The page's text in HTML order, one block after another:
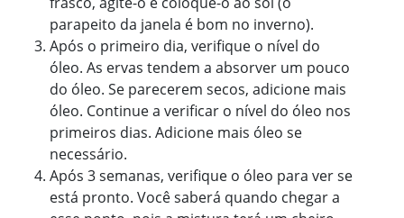
parapeito da janela é bom no inverno).
Após o primeiro dia, verifique o nível do
óleo. As ervas tendem a absorver um pouco
do óleo. Se parecerem secos, adicione mais
óleo. Continue a verificar o nível do óleo nos
primeiros dias. Adicione mais óleo se
necessário.
Após 3 semanas, verifique o óleo para ver se
está pronto. Você saberá quando chegar a